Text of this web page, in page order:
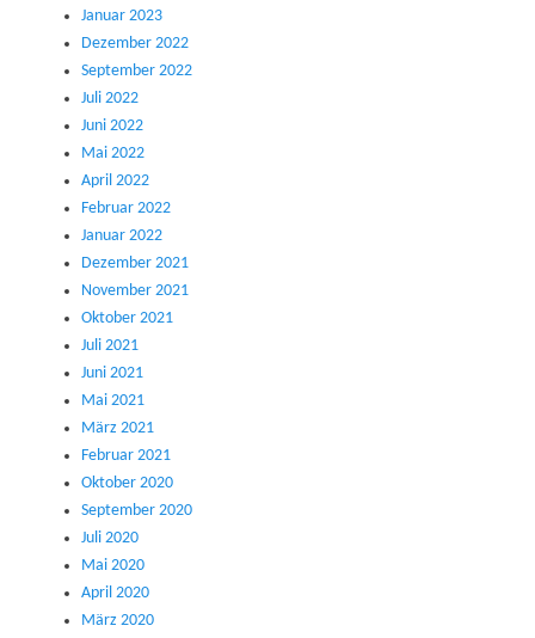
Januar 2023
Dezember 2022
September 2022
Juli 2022
Juni 2022
Mai 2022
April 2022
Februar 2022
Januar 2022
Dezember 2021
November 2021
Oktober 2021
Juli 2021
Juni 2021
Mai 2021
März 2021
Februar 2021
Oktober 2020
September 2020
Juli 2020
Mai 2020
April 2020
März 2020